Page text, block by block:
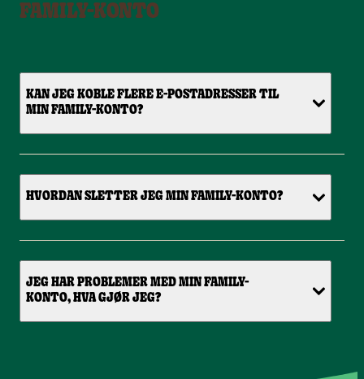
FAMILY-KONTO
KAN JEG KOBLE FLERE E-POSTADRESSER TIL
MIN FAMILY-KONTO?
HVORDAN SLETTER JEG MIN FAMILY-KONTO?
JEG HAR PROBLEMER MED MIN FAMILY-
KONTO, HVA GJØR JEG?